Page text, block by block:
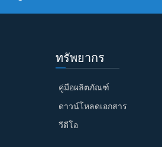
ทรัพยากร
คู่มือผลิตภัณฑ์
ดาวน์โหลดเอกสาร
วีดีโอ